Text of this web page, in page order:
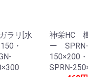
ラリ[水
・
神栄HC
ー SPRN-
150×200
SPRN-